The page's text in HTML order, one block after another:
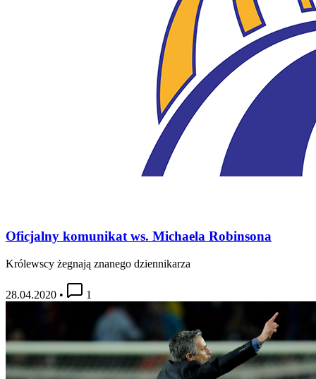
Oficjalny komunikat ws. Michaela Robinsona
Królewscy żegnają znanego dziennikarza
28.04.2020 • 1